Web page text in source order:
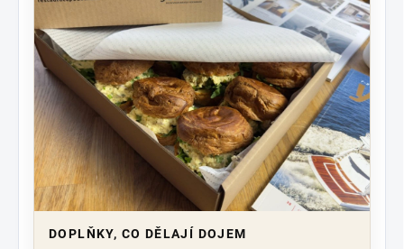
DOPLŇKY, CO DĚLAJÍ DOJEM